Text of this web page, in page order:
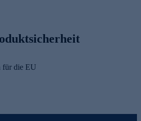
für die EU